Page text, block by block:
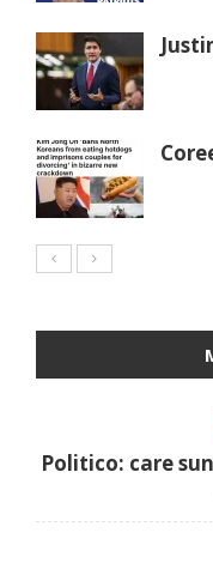
Politico: care